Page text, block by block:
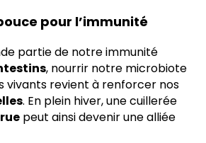
pour l’immunité
partie de notre immunité
, nourrir notre microbiote
vivants revient à renforcer nos
. En plein hiver, une cuillerée
peut ainsi devenir une alliée